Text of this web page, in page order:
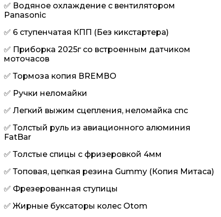
✅ Водяное oхлaждeниe с вентилятором
Panasonic
✅ 6 cтупeнчaтая КПП (Без кикстартера)
✅ Приборка 2025г со встроенным датчиком
моточасов
✅ Тормоза копия ВRЕМВО
✅ Ручки неломайки
✅ Легкий выжим сцепления, неломайка cnc
✅ Толстый руль из авиационного алюминия
FatBar
✅ Толстые спицы с фризеровкой 4мм
✅ Топовая, цепкая резина Gummy (Копия Митаса)
✅ Фрезерованная ступицы
✅ Жирные буксаторы колес Otom